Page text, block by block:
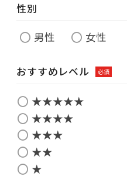
性別
男性 女性
おすすめレベル 必須
★★★★★
★★★★
★★★
★★
★